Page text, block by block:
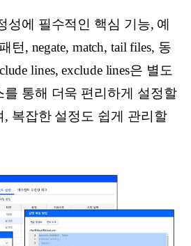
성에 필수적인 핵심 기능, 예
턴, negate, match, tail files, 동
lines, exclude lines은 별도
를 통해 더욱 편리하게 설정할
, 복잡한 설정도 쉽게 관리할